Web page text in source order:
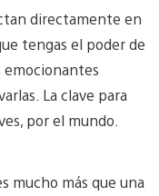
directamente en
tengas el poder de
emocionantes
La clave para
por el mundo.
mucho más que una